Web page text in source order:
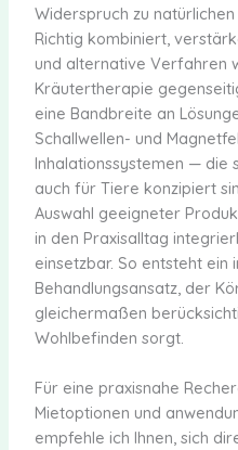
Widerspruch zu
Richtig kombiniert,
und alternative Verfahren
Kräutertherapie
eine Bandbreite an
Schallwellen- und
Inhalationssystemen — die
auch für Tiere konzipiert
Auswahl geeigneter
in den Praxisalltag
einsetzbar. So entsteht ein
Behandlungsansatz, der
gleichermaßen
Wohlbefinden sorgt.
Für eine praxisnahe
Mietoptionen und
empfehle ich Ihnen, sich